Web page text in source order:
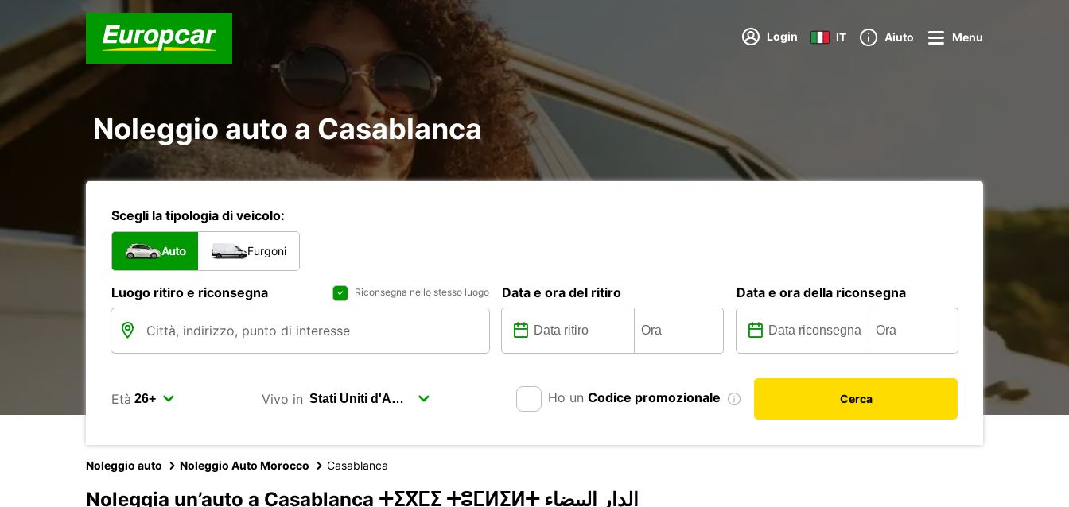
Login IT Aiuto Menu
Noleggio auto a Casablanca
Scegli la tipologia di veicolo:
Auto Furgoni
Luogo ritiro e riconsegna Riconsegna nello stesso luogo Data e ora del ritiro Data e ora della riconsegna
Età Vivo in Ho un Codice promozionale Cerca
Noleggio auto Noleggio Auto Morocco Casablanca
Noleggia un’auto a Casablanca ⵜⵉⴳⵎⵉ ⵜⵓⵎⵍⵉⵍⵜ الدار البيضاء